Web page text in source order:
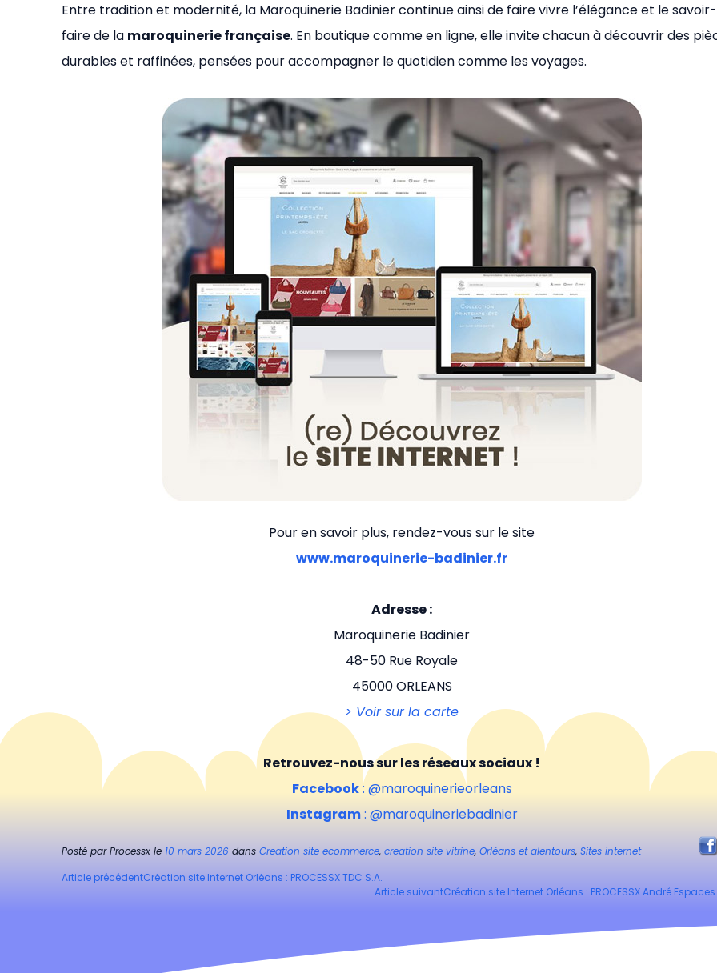
Entre tradition et modernité, la Maroquinerie Badinier continue ainsi de faire vivre l’élégance et le savoir-
faire de la maroquinerie française. En boutique comme en ligne, elle invite chacun à découvrir des
durables et raffinées, pensées pour accompagner le quotidien comme les voyages.
Pour en savoir plus, rendez-vous sur le site
www.maroquinerie-badinier.fr
Adresse :
Maroquinerie Badinier
48-50 Rue Royale
45000 ORLEANS
> Voir sur la carte
Retrouvez-nous sur les réseaux sociaux !
Facebook: @maroquinerieorleans
Instagram: @maroquineriebadinier
Posté parProcessx le 10 mars 2026 dans Creation site ecommerce, creation site vitrine, Orléans et alentours, Sites internet
Navigation
Article précédentCréation site Internet Orléans : PROCESSX TDC S.A.
Article suivantCréation site Internet Orléans : PROCESSX André Espaces